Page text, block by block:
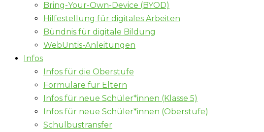
Bring-Your-Own-Device (BYOD)
Hilfestellung für digitales Arbeiten
Bündnis für digitale Bildung
WebUntis-Anleitungen
Infos
Infos für die Oberstufe
Formulare für Eltern
Infos für neue Schüler*innen (Klasse 5)
Infos für neue Schüler*innen (Oberstufe)
Schulbustransfer